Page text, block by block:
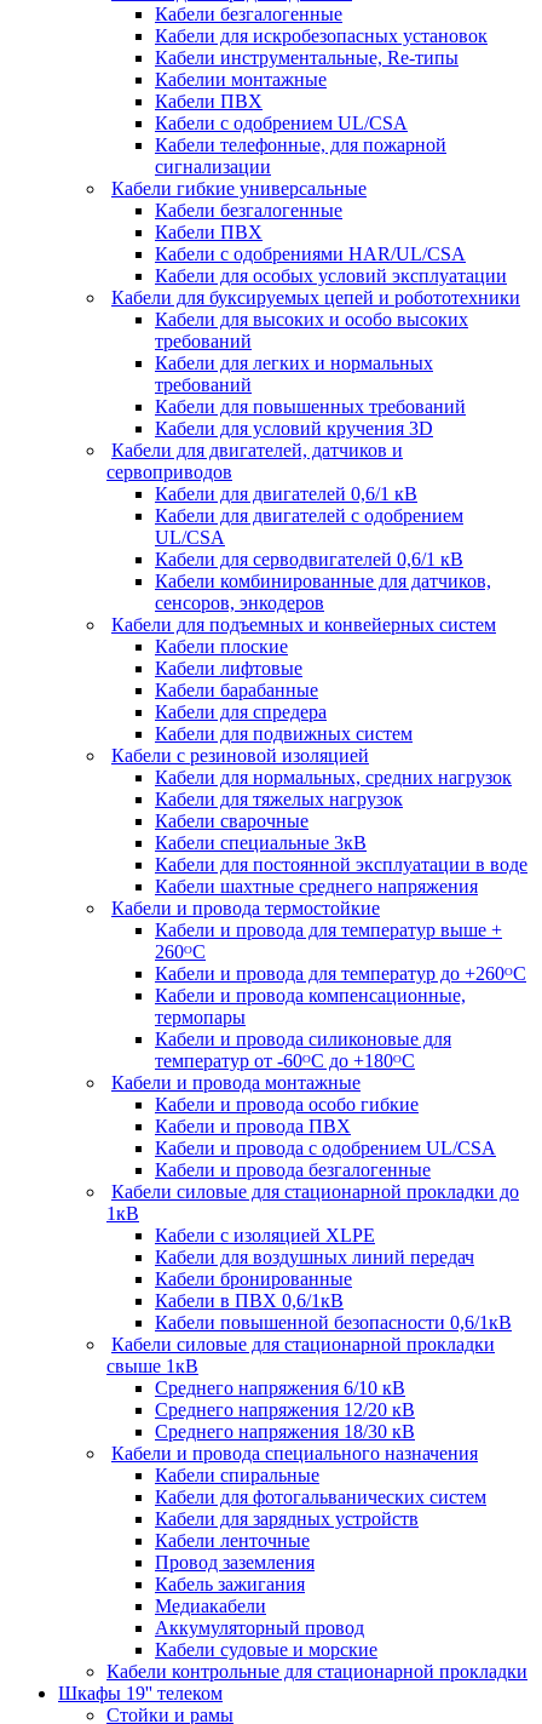
Кабели безгалогенные
Кабели для искробезопасных установок
Кабели инструментальные, Re-типы
Кабелии монтажные
Кабели ПВХ
Кабели с одобрением UL/CSA
Кабели телефонные, для пожарной
сигнализации
Кабели гибкие универсальные
Кабели безгалогенные
Кабели ПВХ
Кабели с одобрениями HAR/UL/CSA
Кабели для особых условий эксплуатации
Кабели для буксируемых цепей и робототехники
Кабели для высоких и особо высоких
требований
Кабели для легких и нормальных
требований
Кабели для повышенных требований
Кабели для условий кручения 3D
Кабели для двигателей, датчиков и
сервоприводов
Кабели для двигателей 0,6/1 кВ
Кабели для двигателей с одобрением
UL/CSA
Кабели для серводвигателей 0,6/1 кВ
Кабели комбинированные для датчиков,
cенсоров, энкодеров
Кабели для подъемных и конвейерных систем
Кабели плоские
Кабели лифтовые
Кабели барабанные
Кабели для спредера
Кабели для подвижных систем
Кабели с резиновой изоляцией
Кабели для нормальных, средних нагрузок
Кабели для тяжелых нагрузок
Кабели сварочные
Кабели специальные 3кВ
Кабели для постоянной эксплуатации в воде
Кабели шахтные среднего напряжения
Кабели и провода термостойкие
Кабели и провода для температур выше +
260ᴼС
Кабели и провода для температур до +260ᴼС
Кабели и провода компенсационные,
термопары
Кабели и провода силиконовые для
температур от -60ᴼC до +180ᴼС
Кабели и провода монтажные
Кабели и провода особо гибкие
Кабели и провода ПВХ
Кабели и провода с одобрением UL/CSA
Кабели и провода безгалогенные
Кабели силовые для стационарной прокладки до
1кВ
Кабели c изоляцией XLPE
Кабели для воздушных линий передач
Кабели бронированные
Кабели в ПВХ 0,6/1кВ
Кабели повышенной безопасности 0,6/1кВ
Кабели силовые для стационарной прокладки
свыше 1кВ
Среднего напряжения 6/10 кВ
Среднего напряжения 12/20 кВ
Среднего напряжения 18/30 кВ
Кабели и провода специального назначения
Кабели спиральные
Кабели для фотогальванических систем
Кабели для зарядных устройств
Кабели ленточные
Провод заземления
Кабель зажигания
Медиакабели
Аккумуляторный провод
Кабели судовые и морские
Кабели контрольные для стационарной прокладки
Шкафы 19'' телеком
Стойки и рамы